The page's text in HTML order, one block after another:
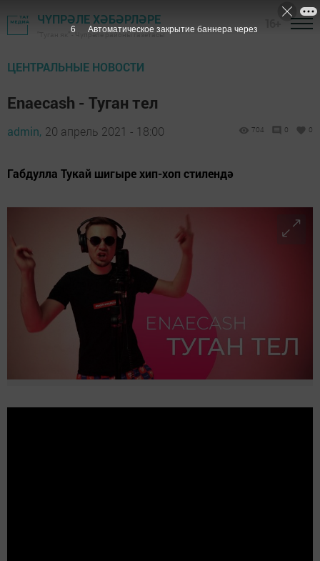
ЧҮПРӘЛЕ ХӘБӘРЛӘРЕ
"Туган як" - Чүпрәле районы газетасы
ЦЕНТРАЛЬНЫЕ НОВОСТИ
Enaecash - Туган тел
admin, 20 апрель 2021 - 18:00 704 0 0
Габдулла Тукай шигыре хип-хоп стилендә
5 Автоматическое закрытие баннера через